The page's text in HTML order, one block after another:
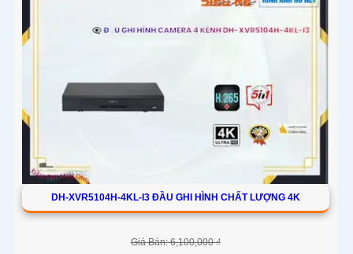
DH-XVR5104H-4KL-I3 ĐẦU GHI HÌNH CHẤT LƯỢNG 4K
Giá Bán: 6,100,000 ₫